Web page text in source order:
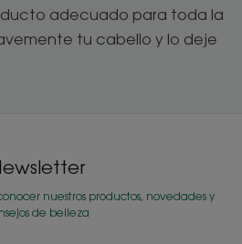
adecuado para toda la
tu cabello y lo deje
nuestros productos, novedades y
de belleza